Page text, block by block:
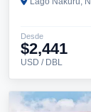
Desde
$2,441
USD / DBL